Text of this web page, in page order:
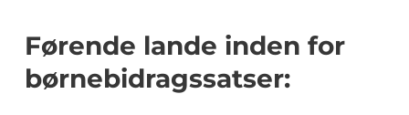
Førende lande inden for
børnebidragssatser: